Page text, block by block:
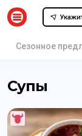
Сезонное
Супы